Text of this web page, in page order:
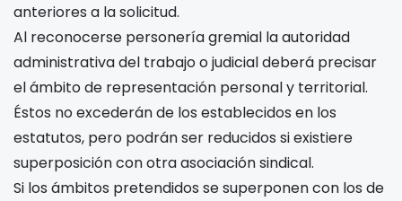
anteriores a la solicitud.
Al reconocerse personería gremial la autoridad
administrativa del trabajo o judicial deberá precisar
el ámbito de representación personal y territorial.
Éstos no excederán de los establecidos en los
estatutos, pero podrán ser reducidos si existiere
superposición con otra asociación sindical.
Si los ámbitos pretendidos se superponen con los de